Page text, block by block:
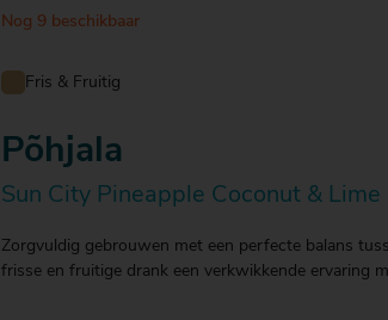
Nog 9 beschikbaar
Fris & Fruitig
Põhjala
Sun City Pineapple Coconut &
Zorgvuldig gebrouwen met een perfecte balans
frisse en fruitige drank een verkwikkende ervaring